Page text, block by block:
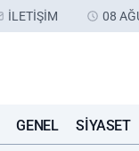
İLETIŞIM 08
GENEL SIYASET